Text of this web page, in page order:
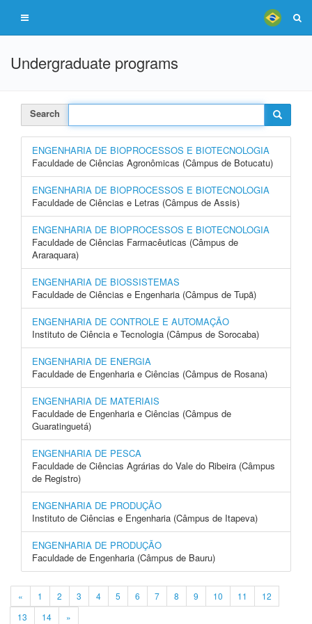
Undergraduate programs
Search
ENGENHARIA DE BIOPROCESSOS E BIOTECNOLOGIA
Faculdade de Ciências Agronômicas (Câmpus de Botucatu)
ENGENHARIA DE BIOPROCESSOS E BIOTECNOLOGIA
Faculdade de Ciências e Letras (Câmpus de Assis)
ENGENHARIA DE BIOPROCESSOS E BIOTECNOLOGIA
Faculdade de Ciências Farmacêuticas (Câmpus de
Araraquara)
ENGENHARIA DE BIOSSISTEMAS
Faculdade de Ciências e Engenharia (Câmpus de Tupã)
ENGENHARIA DE CONTROLE E AUTOMAÇÃO
Instituto de Ciência e Tecnologia (Câmpus de Sorocaba)
ENGENHARIA DE ENERGIA
Faculdade de Engenharia e Ciências (Câmpus de Rosana)
ENGENHARIA DE MATERIAIS
Faculdade de Engenharia e Ciências (Câmpus de
Guaratinguetá)
ENGENHARIA DE PESCA
Faculdade de Ciências Agrárias do Vale do Ribeira (Câmpus
de Registro)
ENGENHARIA DE PRODUÇÃO
Instituto de Ciências e Engenharia (Câmpus de Itapeva)
ENGENHARIA DE PRODUÇÃO
Faculdade de Engenharia (Câmpus de Bauru)
« 1 2 3 4 5 6 7 8 9 10 11
12
13
14 »